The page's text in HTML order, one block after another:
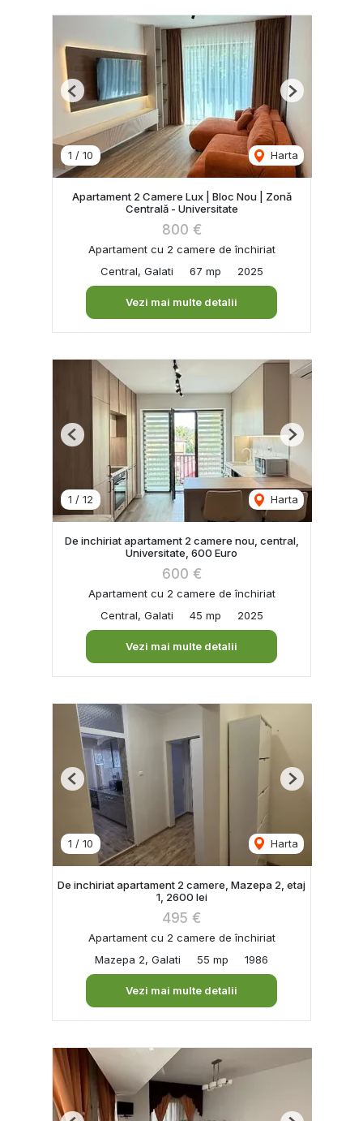
1 / 10 Harta
Previous Next
Apartament 2 Camere Lux | Bloc Nou | Zonă
Centrală - Universitate
800 €
Apartament cu 2 camere de închiriat
Central, Galati
67 mp 2025
Vezi mai multe detalii
1 / 12 Harta
Previous Next
De inchiriat apartament 2 camere nou, central,
Universitate, 600 Euro
600 €
Apartament cu 2 camere de închiriat
Central, Galati
45 mp 2025
Vezi mai multe detalii
1 / 10 Harta
Previous Next
De inchiriat apartament 2 camere, Mazepa 2, etaj
1, 2600 lei
495 €
Apartament cu 2 camere de închiriat
Mazepa 2, Galati
55 mp 1986
Vezi mai multe detalii